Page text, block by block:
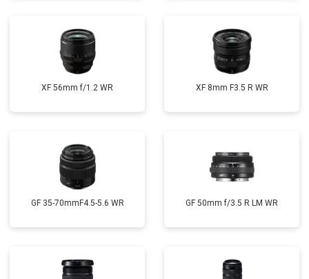
XF 56mm f/1.2 WR XF 8mm F3.5 R WR
GF 35-70mmF4.5-5.6 WR GF 50mm f/3.5 R LM WR